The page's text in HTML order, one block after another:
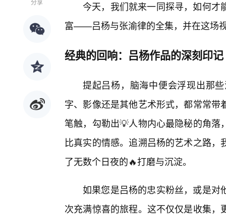
分享
今天，我们就来一同探寻，如何才
富——吕杨与张渝律的全集，并在这场
经典的回响：吕杨作品的深刻印记
提起吕杨，脑海中便会浮现出那
字、影像还是其他艺术形式，都常常
笔触，勾勒出💡人物内心最隐秘的角
比真实的情感。追溯吕杨的艺术之路
了无数个日夜的🔥打磨与沉淀。
如果您是吕杨的忠实粉丝，或是对
次充满惊喜的旅程。这不仅仅是收集